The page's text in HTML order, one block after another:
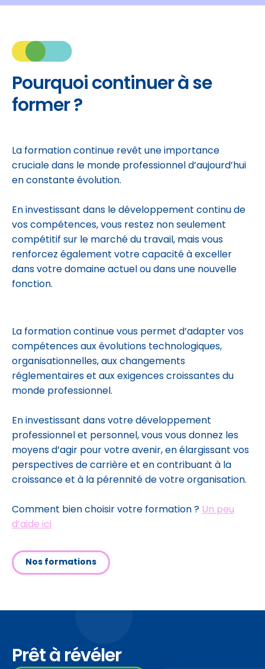
Pourquoi continuer à se
former ?
La formation continue revêt une importance
cruciale dans le monde professionnel d’aujourd’hui
en constante évolution.
En investissant dans le développement continu de
vos compétences, vous restez non seulement
compétitif sur le marché du travail, mais vous
renforcez également votre capacité à exceller
dans votre domaine actuel ou dans une nouvelle
fonction.
La formation continue vous permet d’adapter vos
compétences aux évolutions technologiques,
organisationnelles, aux changements
réglementaires et aux exigences croissantes du
monde professionnel.
En investissant dans votre développement
professionnel et personnel, vous vous donnez les
moyens d’agir pour votre avenir, en élargissant vos
perspectives de carrière et en contribuant à la
croissance et à la pérennité de votre organisation.
Comment bien choisir votre formation ? Un peu
d’aide ici
Nos formations
Prêt à révéler